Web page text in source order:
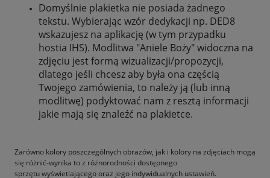
Domyślnie plakietka nie posiada żadnego
tekstu. Wybierając wzór dedykacji np. DED8
wskazujesz na aplikację (w tym przypadku
hostia IHS). Modlitwa "Aniele Boży" widoczna na
zdjęciu jest formą wizualizacji/propozycji,
dlatego jeśli chcesz aby była ona częścią
Twojego zamówienia, to należy ją (lub inną
modlitwę) podyktować nam z resztą informacji
jakie mają się znaleźć na plakietce.
Zarówno kolory poszczególnych obrazów, jak i kolory na zdjęciach mogą
się różnić-wynika to z różnorodności dostępnego
sprzętu wyświetlającego oraz jego indywidualnych ustawień.